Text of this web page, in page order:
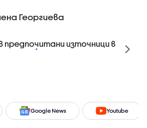
Георгиева
предпочитани източници в
Google News Youtube